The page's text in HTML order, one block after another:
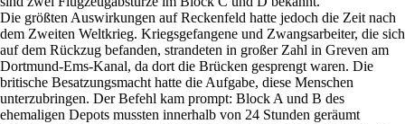
Die größten Auswirkungen auf Reckenfeld hatte jedoch die Zeit nach
dem Zweiten Weltkrieg. Kriegsgefangene und Zwangsarbeiter, die sich
auf dem Rückzug befanden, strandeten in großer Zahl in Greven am
Dortmund-Ems-Kanal, da dort die Brücken gesprengt waren. Die
britische Besatzungsmacht hatte die Aufgabe, diese Menschen
unterzubringen. Der Befehl kam prompt: Block A und B des
ehemaligen Depots mussten innerhalb von 24 Stunden geräumt